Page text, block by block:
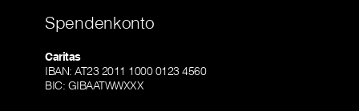
Spendenkonto
Caritas
IBAN: AT23 2011 1000 0123 4560
BIC: GIBAATWWXXX